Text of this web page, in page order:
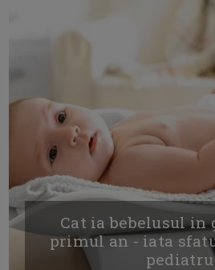
Cat ia bebelusul in
primul an - iata
pediatru